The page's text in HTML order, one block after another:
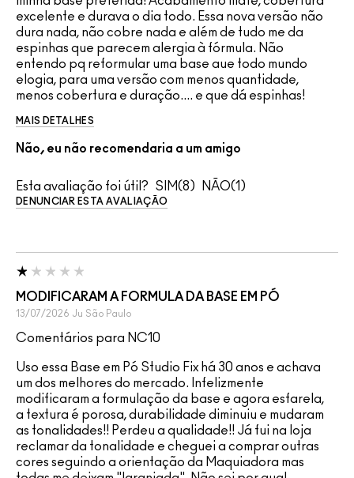
excelente e durava o dia todo. Essa nova versão não
dura nada, não cobre nada e além de tudo me da
espinhas que parecem alergia à fórmula. Não
entendo pq reformular uma base aue todo mundo
elogia, para uma versão com menos quantidade,
menos cobertura e duração.... e que dá espinhas!
MAIS DETALHES
Não, eu não recomendaria a um amigo
Esta avaliação foi útil? 8 1
DENUNCIAR ESTA AVALIAÇÃO
MODIFICARAM A FORMULA DA BASE EM PÓ
13/07/2026 Ju São Paulo
Comentários para NC10
Uso essa Base em Pó Studio Fix há 30 anos e achava
um dos melhores do mercado. Infelizmente
modificaram a formulação da base e agora esfarela,
a textura é porosa, durabilidade diminuiu e mudaram
as tonalidades!! Perdeu a qualidade!! Já fui na loja
reclamar da tonalidade e cheguei a comprar outras
cores seguindo a orientação da Maquiadora mas